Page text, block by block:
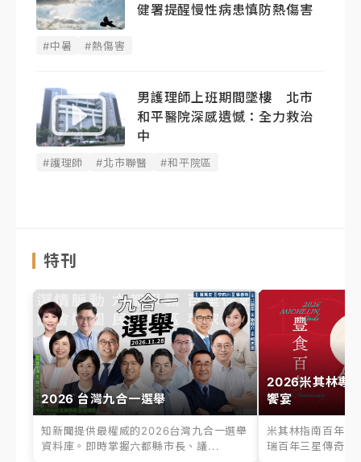
健署提醒慢性病患慎防熱傷害
#中暑 #熱傷害
男護理師上班期間墜樓 北市
和平醫院深感遺憾：全力救治
中
#護理師 #北市聯醫 #和平院區
特刊
2026 台灣九合一選舉
知新聞提供最權威的2026台灣九合一選舉
資料庫。即時掌握六都縣市長、議...
2026米其林專
饗宴
米其林指南百年之
瑞百年三星傳奇、